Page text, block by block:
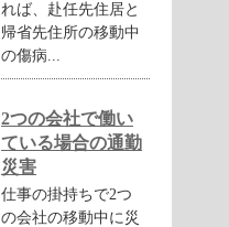
れば、赴任先住居と
帰省先住所の移動中
の傷病...
2つの会社で働い
ている場合の通勤
災害
仕事の掛持ちで2つ
の会社の移動中に災